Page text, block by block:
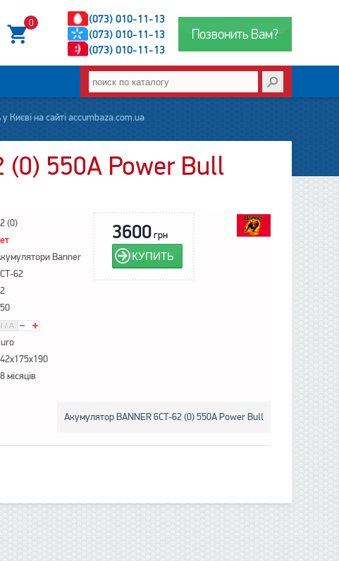
Позвонить Вам?
(073) 010-11-13
(073) 010-11-13
(073) 010-11-13
0
Києві на сайті accumbaza.com.ua
(0) 550А Power Bull
(0)
Banner
62
місяців
3600грн
КУПИТЬ
Акумулятор BANNER 6СТ-62 (0) 550А Power Bull